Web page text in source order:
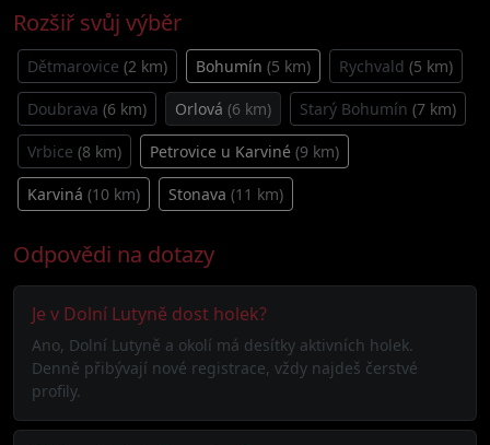
Rozšiř svůj výběr
Dětmarovice (2 km) Bohumín (5 km) Rychvald (5 km)
Doubrava (6 km) Orlová (6 km) Starý Bohumín (7 km)
Vrbice (8 km) Petrovice u Karviné (9 km)
Karviná (10 km) Stonava (11 km)
Odpovědi na dotazy
Je v Dolní Lutyně dost holek?
Ano, Dolní Lutyně a okolí má desítky aktivních holek.
Denně přibývají nové registrace, vždy najdeš čerstvé
profily.